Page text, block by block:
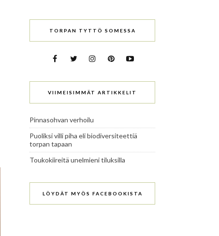
TORPAN TYTTÖ SOMESSA
VIIMEISIMMÄT ARTIKKELIT
Pinnasohvan verhoilu
Puoliksi villi piha eli biodiversiteettiä
torpan tapaan
Toukokiireitä unelmieni tiluksilla
LÖYDÄT MYÖS FACEBOOKISTA